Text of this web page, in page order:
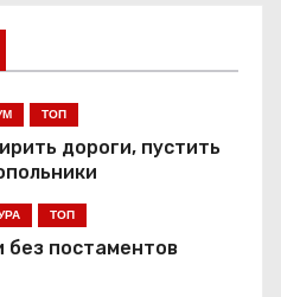
ТОП
дороги, пустить
ТОП
без постаментов